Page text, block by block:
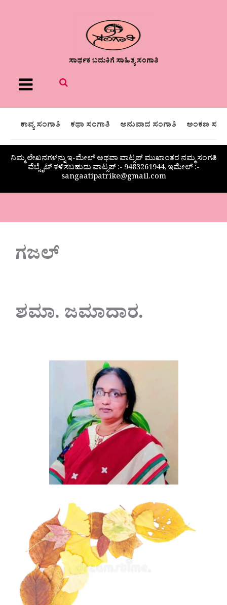
ಸಾರ್ಥಕ ಬದುಕಿಗೆ ಸಾಹಿತ್ಯ ಸಂಗಾತಿ
Menu
ಕಾವ್ಯ ಸಂಗಾತಿ ಕಥಾ ಸಂಗಾತಿ ಅನುವಾದ ಸಂಗಾತಿ ಅಂಕಣ
ನಿಮ್ಮ ಲೇಖನಗಳನ್ನು ಇ-ಮೇಲ್ ಅಥವಾ ವಾಟ್ಸಪ್ ಮುಖಾಂತರ ನಮ್ಮ ಸಂಗತಿ
ವೆಬ್ಸೈಟ್ ಕಳಿಸಬಹುದು ವಾಟ್ಸಪ್‌ :- 9483261944, ಇಮೇಲ್ :-
sangaatipatrike@gmail.com
ಗಜಲ್
ಶಮಾ. ಜಮಾದಾರ.